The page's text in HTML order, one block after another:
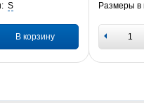
S
В корзину
Размеры в